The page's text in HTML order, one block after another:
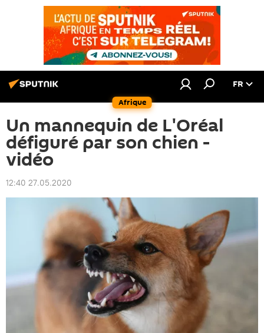
Afrique
FR
Un mannequin de L'Oréal
défiguré par son chien -
vidéo
12:40 27.05.2020